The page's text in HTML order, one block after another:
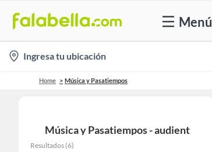
Menú
location-
icon
Ingresa tu ubicación
Home Música y Pasatiempos
Música y Pasatiempos - audient
Resultados (6)